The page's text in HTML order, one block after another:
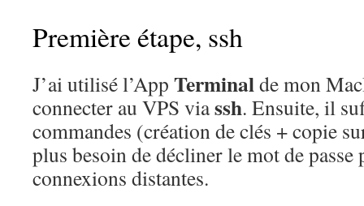
Première étape, ssh
J’ai utilisé l’App Terminalde mon
connecter au VPS viassh. Ensuite, il
commandes (création de clés + copie
plus besoin de décliner le mot de passe
connexions distantes.